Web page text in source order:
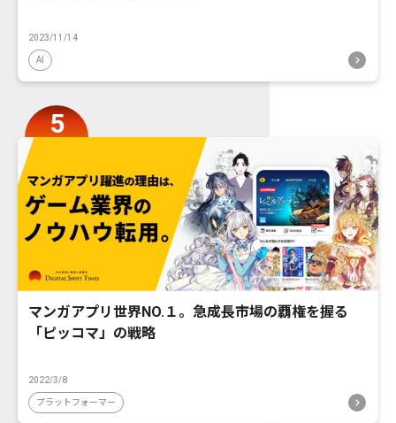
2023/11/14
AI
マンガアプリ世界NO.１。急成長市場の覇権を握る
「ピッコマ」の戦略
2022/3/8
プラットフォーマー